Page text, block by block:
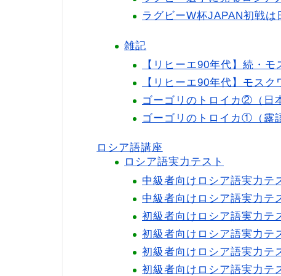
ラグビーW杯JAPAN初戦は
雑記
【リヒーエ90年代】続・
【リヒーエ90年代】モス
ゴーゴリのトロイカ②（日
ゴーゴリのトロイカ①（露
ロシア語講座
ロシア語実力テスト
中級者向けロシア語実力
中級者向けロシア語実力テ
初級者向けロシア語実力テ
初級者向けロシア語実力テ
初級者向けロシア語実力テ
初級者向けロシア語実力テ